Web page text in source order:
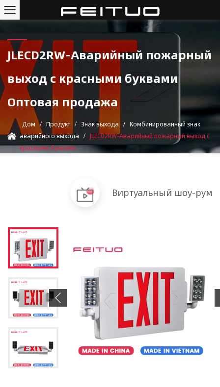
JLECD2RW-Аварийный пожарный
выход с красными буквами
Оптовая продажа
Дом / Продукт / Знак выхода / Комбинированный знак
аварийного выхода / JLECD2RW-Аварийный пожарный выход с
красными буквами
Виртуальный шоу-рум
Previous